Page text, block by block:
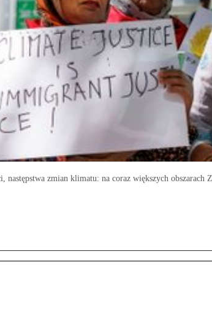
zmian klimatu: na coraz większych obszarach